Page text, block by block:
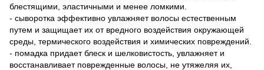
блестящими, эластичными и менее ломкими.
- сыворотка эффективно увлажняет волосы естественным
путем и защищает их от вредного воздействия окружающей
среды, термического воздействия и химических повреждений.
- помадка придает блеск и шелковистость, увлажняет и
восстанавливает поврежденные волосы, не утяжеляя их,